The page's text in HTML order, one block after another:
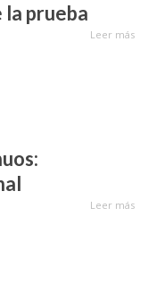
la prueba
Leer más
Leer más